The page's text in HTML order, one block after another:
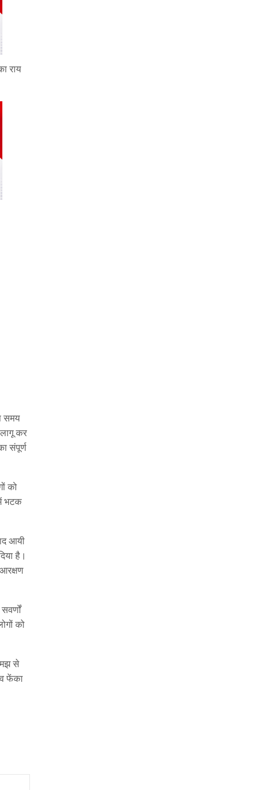
राय
समय
कर
संपूर्ण
को
भटक
आयी
है।
को
से
फेंका